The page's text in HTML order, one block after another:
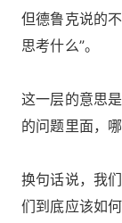
但德鲁克说的
思考什么”。
这一层的意思
的问题里面，
换句话说，我
们到底应该如